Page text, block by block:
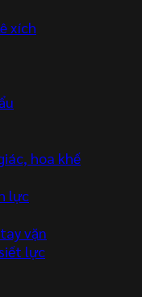
xích
hoa khế
lực
vặn
lực